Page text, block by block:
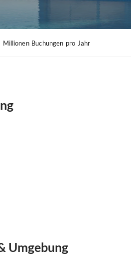
Millionen Buchungen pro Jahr
Umgebung